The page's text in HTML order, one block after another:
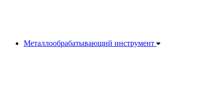
Металлообрабатывающий инструмент